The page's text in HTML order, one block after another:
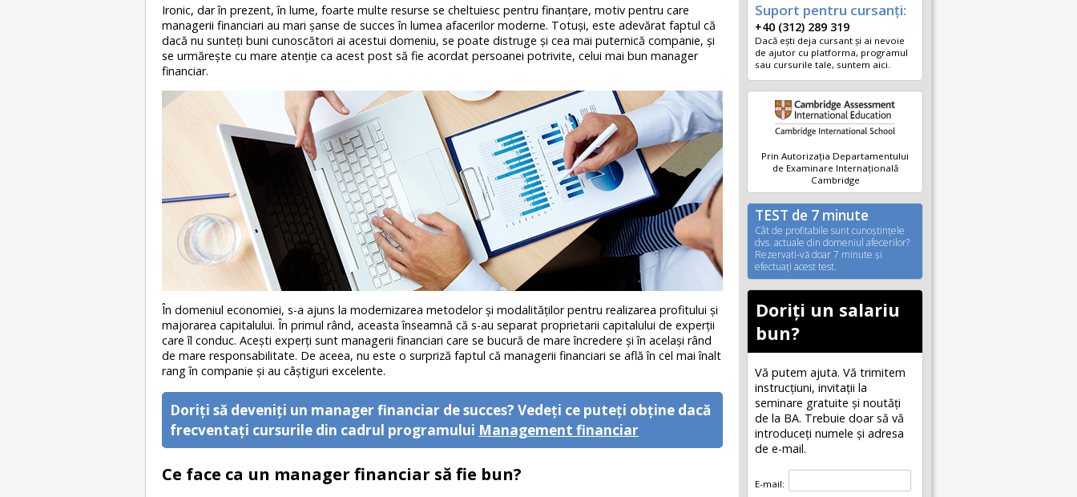
Ironic, dar în prezent, în lume, foarte multe resurse se cheltuiesc pentru finanţare, motiv pentru care
managerii financiari au mari şanse de succes în lumea afacerilor moderne. Totuşi, este adevărat faptul că
dacă nu sunteţi buni cunoscători ai acestui domeniu, se poate distruge şi cea mai puternică companie, şi
se urmăreşte cu mare atenţie ca acest post să fie acordat persoanei potrivite, celui mai bun manager
financiar.
În domeniul economiei, s-a ajuns la modernizarea metodelor şi modalităţilor pentru realizarea profitului şi
majorarea capitalului. În primul rând, aceasta înseamnă că s-au separat proprietarii capitalului de experţii
care îl conduc. Aceşti experţi sunt managerii financiari care se bucură de mare încredere şi în acelaşi rând
de mare responsabilitate. De aceea, nu este o surpriză faptul că managerii financiari se află în cel mai înalt
rang în companie şi au câştiguri excelente.
Doriţi să deveniţi un manager financiar de succes? Vedeți ce puteţi obţine dacă
frecventaţi cursurile din cadrul programului Management financiar
Ce face ca un manager financiar să fie bun?
Suport pentru cursanți:
+40 (312) 289 319
Dacă ești deja cursant și ai nevoie
de ajutor cu platforma, programul
sau cursurile tale, suntem aici.
Prin Autorizația Departamentului
de Examinare Internațională
Cambridge
TEST de 7 minute
Cât de profitabile sunt cunoştinţele
dvs. actuale din domeniul afecerilor?
Rezervati-vă doar 7 minute şi
efectuaţi acest test.
Doriți un salariu
bun?
Vă putem ajuta. Vă trimitem
instrucțiuni, invitaţii la
seminare gratuite şi noutăţi
de la BA. Trebuie doar să vă
introduceţi numele și adresa
de e-mail.
E-mail: